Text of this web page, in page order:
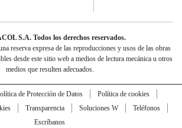
S.A. Todos los derechos reservados.
reserva expresa de las reproducciones y usos de las obras
desde este sitio web a medios de lectura mecánica u otros
medios que resulten adecuados.
de Protección de Datos
Política de cookies
Transparencia Soluciones W
Teléfonos
Escríbanos